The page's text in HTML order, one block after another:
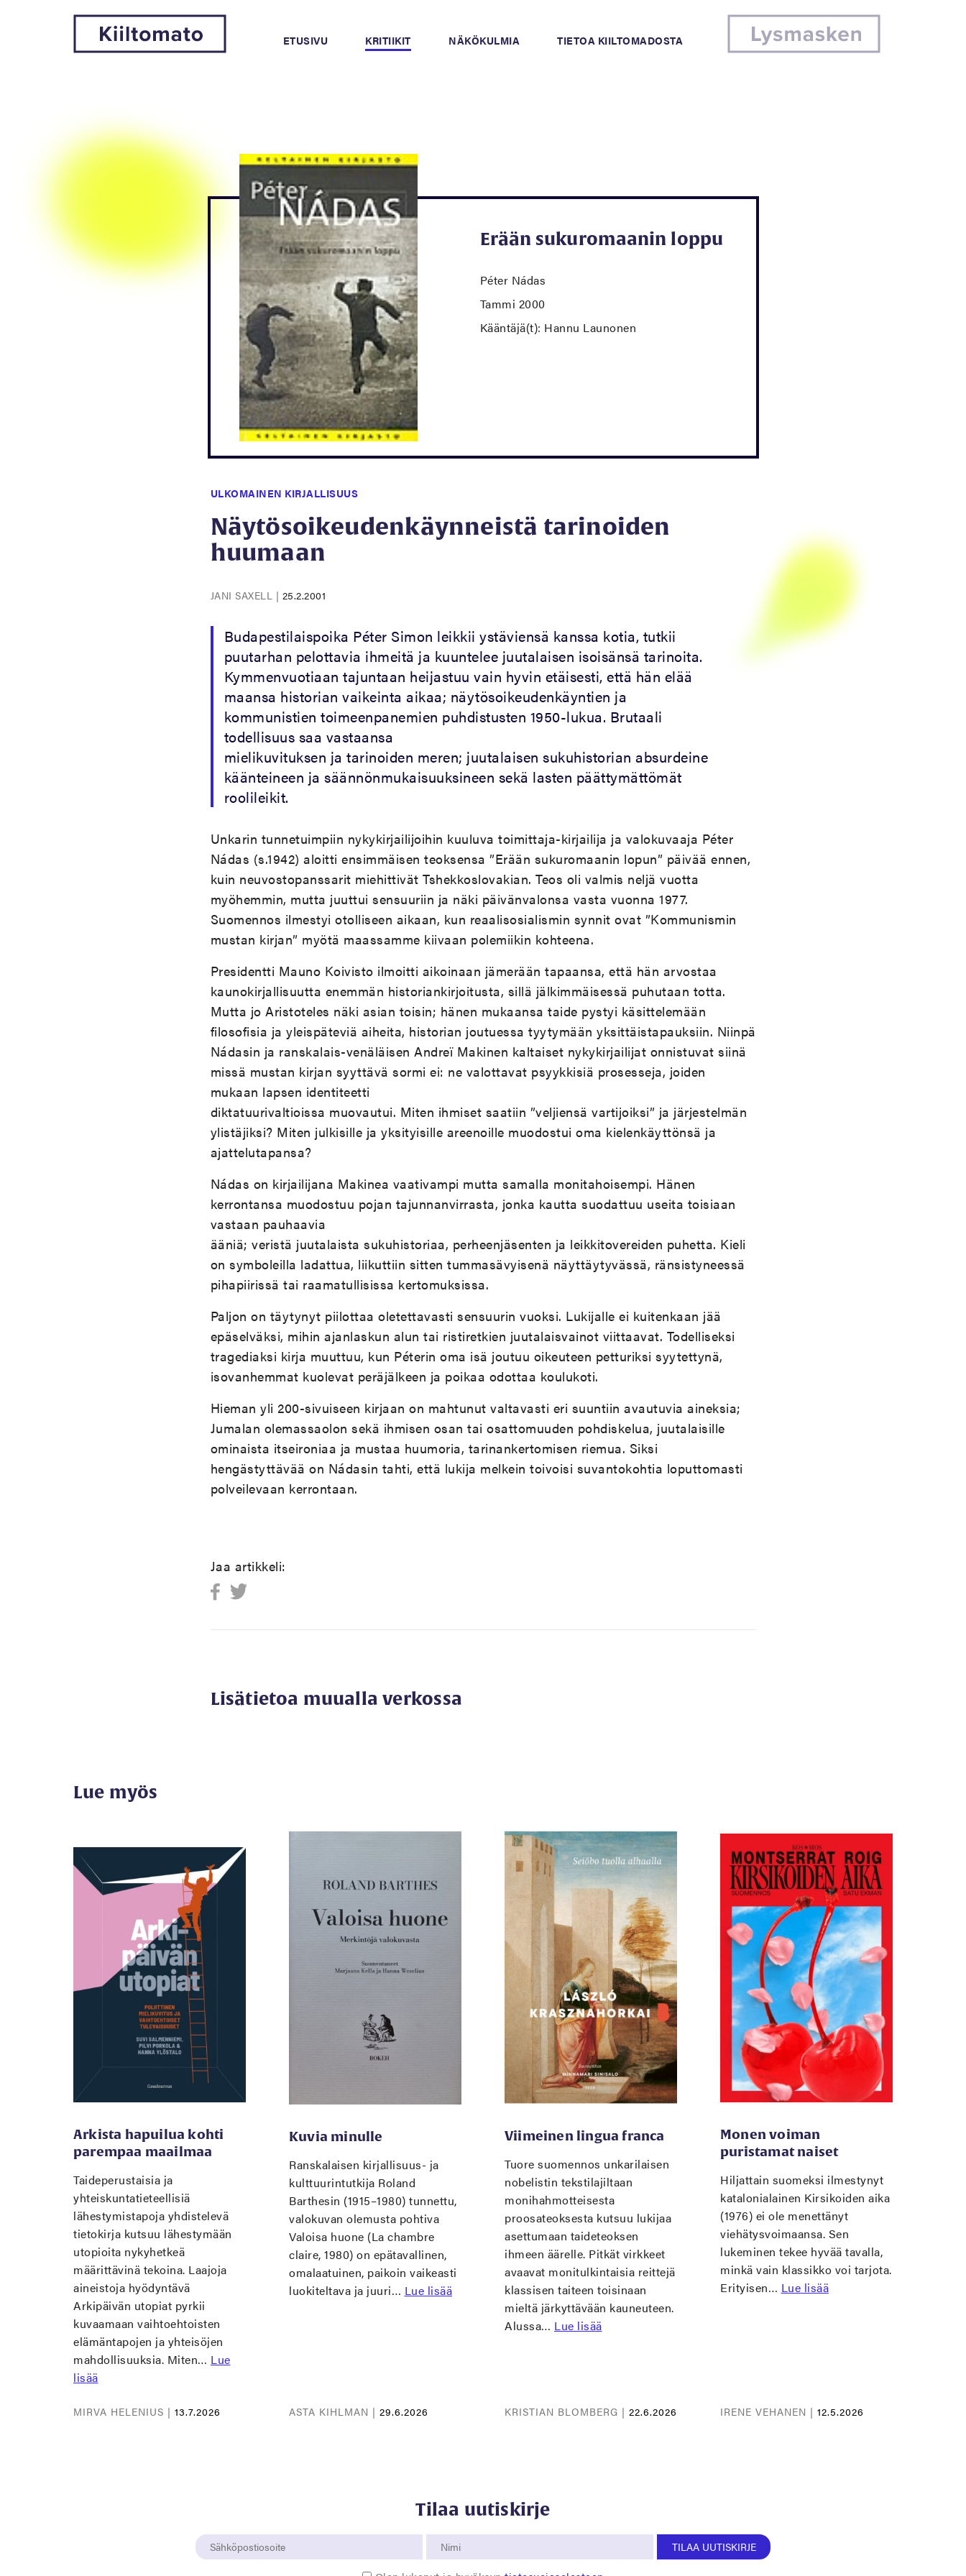
ETUSIVU KRITIIKIT NÄKÖKULMIA TIETOA KIILTOMADOSTA
Erään sukuromaanin loppu
Péter Nádas
Tammi 2000
Kääntäjä(t): Hannu Launonen
ULKOMAINEN KIRJALLISUUS
Näytösoikeudenkäynneistä tarinoiden
huumaan
JANI SAXELL | 25.2.2001
Budapestilaispoika Péter Simon leikkii ystäviensä kanssa kotia, tutkii
puutarhan pelottavia ihmeitä ja kuuntelee juutalaisen isoisänsä tarinoita.
Kymmenvuotiaan tajuntaan heijastuu vain hyvin etäisesti, että hän elää
maansa historian vaikeinta aikaa; näytösoikeudenkäyntien ja
kommunistien toimeenpanemien puhdistusten 1950-lukua. Brutaali
todellisuus saa vastaansa
mielikuvituksen ja tarinoiden meren; juutalaisen sukuhistorian absurdeine
käänteineen ja säännönmukaisuuksineen sekä lasten päättymättömät
roolileikit.
Unkarin tunnetuimpiin nykykirjailijoihin kuuluva toimittaja-kirjailija ja valokuvaaja Péter
Nádas (s.1942) aloitti ensimmäisen teoksensa ”Erään sukuromaanin lopun” päivää ennen,
kuin neuvostopanssarit miehittivät Tshekkoslovakian. Teos oli valmis neljä vuotta
myöhemmin, mutta juuttui sensuuriin ja näki päivänvalonsa vasta vuonna 1977.
Suomennos ilmestyi otolliseen aikaan, kun reaalisosialismin synnit ovat ”Kommunismin
mustan kirjan” myötä maassamme kiivaan polemiikin kohteena.
Presidentti Mauno Koivisto ilmoitti aikoinaan jämerään tapaansa, että hän arvostaa
kaunokirjallisuutta enemmän historiankirjoitusta, sillä jälkimmäisessä puhutaan totta.
Mutta jo Aristoteles näki asian toisin; hänen mukaansa taide pystyi käsittelemään
filosofisia ja yleispäteviä aiheita, historian joutuessa tyytymään yksittäistapauksiin. Niinpä
Nádasin ja ranskalais-venäläisen Andreï Makinen kaltaiset nykykirjailijat onnistuvat siinä
missä mustan kirjan syyttävä sormi ei: ne valottavat psyykkisiä prosesseja, joiden
mukaan lapsen identiteetti
diktatuurivaltioissa muovautui. Miten ihmiset saatiin ”veljiensä vartijoiksi” ja järjestelmän
ylistäjiksi? Miten julkisille ja yksityisille areenoille muodostui oma kielenkäyttönsä ja
ajattelutapansa?
Nádas on kirjailijana Makinea vaativampi mutta samalla monitahoisempi. Hänen
kerrontansa muodostuu pojan tajunnanvirrasta, jonka kautta suodattuu useita toisiaan
vastaan pauhaavia
ääniä; veristä juutalaista sukuhistoriaa, perheenjäsenten ja leikkitovereiden puhetta. Kieli
on symboleilla ladattua, liikuttiin sitten tummasävyisenä näyttäytyvässä, ränsistyneessä
pihapiirissä tai raamatullisissa kertomuksissa.
Paljon on täytynyt piilottaa oletettavasti sensuurin vuoksi. Lukijalle ei kuitenkaan jää
epäselväksi, mihin ajanlaskun alun tai ristiretkien juutalaisvainot viittaavat. Todelliseksi
tragediaksi kirja muuttuu, kun Péterin oma isä joutuu oikeuteen petturiksi syytettynä,
isovanhemmat kuolevat peräjälkeen ja poikaa odottaa koulukoti.
Hieman yli 200-sivuiseen kirjaan on mahtunut valtavasti eri suuntiin avautuvia aineksia;
Jumalan olemassaolon sekä ihmisen osan tai osattomuuden pohdiskelua, juutalaisille
ominaista itseironiaa ja mustaa huumoria, tarinankertomisen riemua. Siksi
hengästyttävää on Nádasin tahti, että lukija melkein toivoisi suvantokohtia loputtomasti
polveilevaan kerrontaan.
Jaa artikkeli:
Lisätietoa muualla verkossa
Lue myös
Arkista hapuilua kohti
parempaa maailmaa
Taideperustaisia ja
yhteiskuntatieteellisiä
lähestymistapoja yhdistelevä
tietokirja kutsuu lähestymään
utopioita nykyhetkeä
määrittävinä tekoina. Laajoja
aineistoja hyödyntävä
Arkipäivän utopiat pyrkii
kuvaamaan vaihtoehtoisten
elämäntapojen ja yhteisöjen
mahdollisuuksia. Miten… Lue
lisää
MIRVA HELENIUS | 13.7.2026
Kuvia minulle
Ranskalaisen kirjallisuus- ja
kulttuurintutkija Roland
Barthesin (1915–1980) tunnettu,
valokuvan olemusta pohtiva
Valoisa huone (La chambre
claire, 1980) on epätavallinen,
omalaatuinen, paikoin vaikeasti
luokiteltava ja juuri… Lue lisää
ASTA KIHLMAN | 29.6.2026
Viimeinen lingua franca
Tuore suomennos unkarilaisen
nobelistin tekstilajiltaan
monihahmotteisesta
proosateoksesta kutsuu lukijaa
asettumaan taideteoksen
ihmeen äärelle. Pitkät virkkeet
avaavat monitulkintaisia reittejä
klassisen taiteen toisinaan
mieltä järkyttävään kauneuteen.
Alussa… Lue lisää
KRISTIAN BLOMBERG | 22.6.2026
Monen voiman
puristamat naiset
Hiljattain suomeksi ilmestynyt
katalonialainen Kirsikoiden aika
(1976) ei ole menettänyt
viehätysvoimaansa. Sen
lukeminen tekee hyvää tavalla,
minkä vain klassikko voi tarjota.
Erityisen… Lue lisää
IRENE VEHANEN | 12.5.2026
Tilaa uutiskirje
TILAA UUTISKIRJE